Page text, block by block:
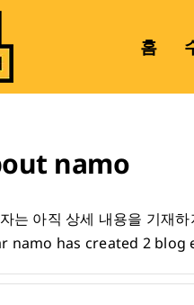
홈
namo
는 아직 상세 내용을 기재
namo has created 2 blog